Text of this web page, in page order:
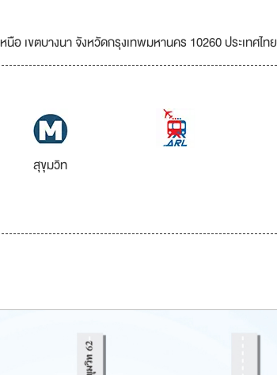
อ เขตบางนา จังหวัดกรุงเทพมหานคร 10260 ประเทศไทย
สุขุมวิท